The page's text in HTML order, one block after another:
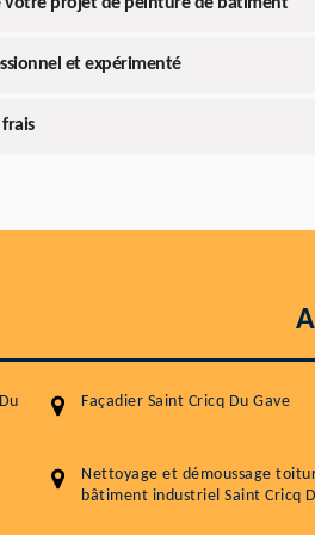
et expérimenté
frais
Façadier Saint Cricq Du Gave
Nettoyage et démoussage
bâtiment industriel Saint Cricq